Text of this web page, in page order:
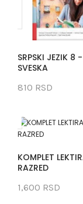
SRPSKI JEZIK 8
SVESKA
810 RSD
KOMPLET
RAZRED
1,600 RSD